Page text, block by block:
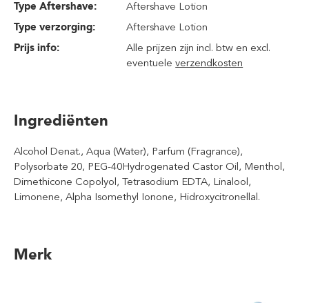
Type Aftershave:
Aftershave Lotion
Type verzorging:
Aftershave Lotion
Prijs info:
Alle prijzen zijn incl. btw en excl.
eventueleverzendkosten
Ingrediënten
Alcohol Denat., Aqua (Water), Parfum (Fragrance),
Polysorbate 20, PEG-40Hydrogenated Castor Oil, Menthol,
Dimethicone Copolyol, Tetrasodium EDTA, Linalool,
Limonene, Alpha Isomethyl Ionone, Hidroxycitronellal.
Merk